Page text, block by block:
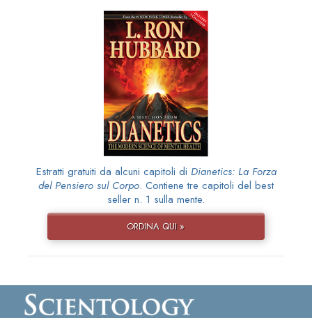
Estratti gratuiti da alcuni capitoli di Dianetics: La Forza
del Pensiero sul Corpo. Contiene tre capitoli del best
seller n. 1 sulla mente.
ORDINA QUI »